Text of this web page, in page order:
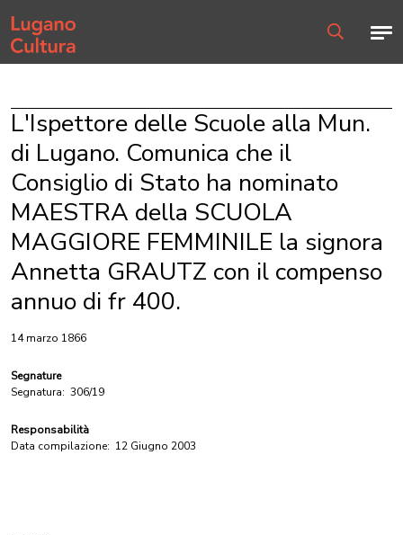
Home page
L'Ispettore delle Scuole alla Mun.
di Lugano. Comunica che il
Consiglio di Stato ha nominato
MAESTRA della SCUOLA
MAGGIORE FEMMINILE la signora
Annetta GRAUTZ con il compenso
annuo di fr 400.
14 marzo 1866
Segnature
Segnatura: 306/19
Responsabilità
Data compilazione: 12 Giugno 2003